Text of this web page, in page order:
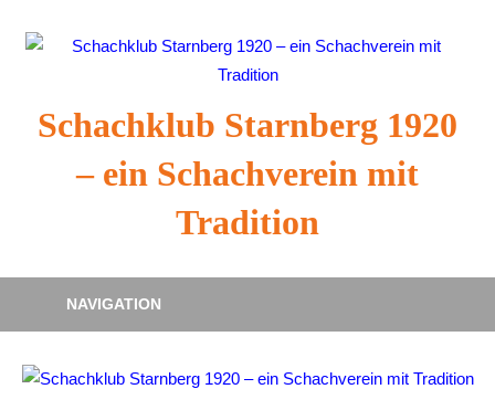
Inhalt
Schachklub Starnberg 1920
– ein Schachverein mit
Tradition
NAVIGATION